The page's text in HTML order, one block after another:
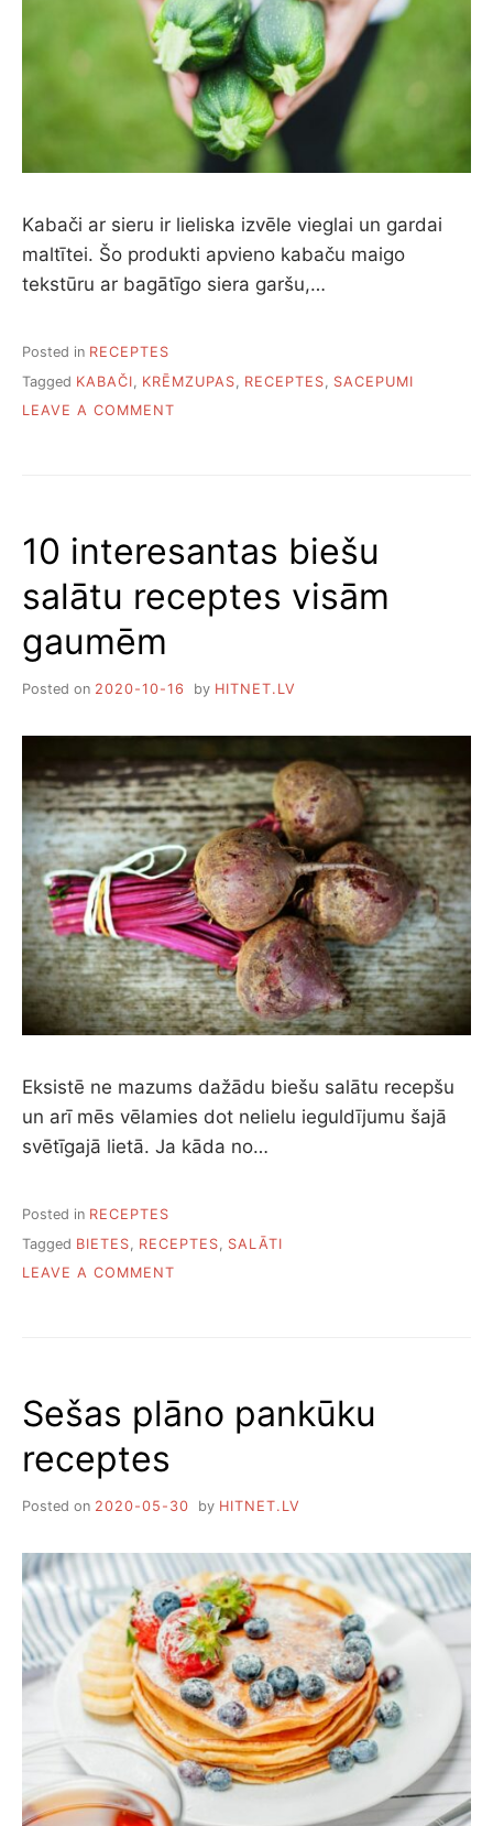
Kabači ar sieru ir lieliska izvēle vieglai un gardai
maltītei. Šo produkti apvieno kabaču maigo
tekstūru ar bagātīgo siera garšu,…
Posted in RECEPTES
Tagged KABAČI KRĒMZUPAS RECEPTES
SACEPUMI
LEAVE A COMMENT
AR
SIERU
10 interesantas biešu
salātu receptes visām
gaumēm
Posted on 2020-10-16 by HITNET.LV
Eksistē ne mazums dažādu biešu salātu recepšu
un arī mēs vēlamies dot nelielu ieguldījumu šajā
svētīgajā lietā. Ja kāda no…
Posted in RECEPTES
Tagged BIETES RECEPTES
SALĀTI
LEAVE A COMMENT
VISĀM
GAUMĒM
Sešas plāno pankūku
receptes
Posted on 2020-05-30 by HITNET.LV